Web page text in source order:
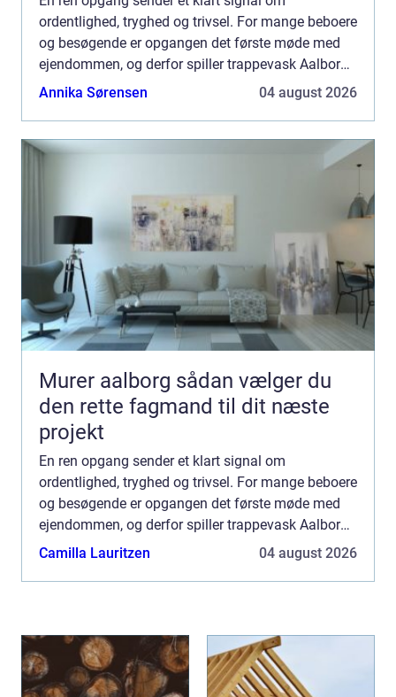
ordentlighed, tryghed og trivsel. For mange beboere
og besøgende er opgangen det første møde med
ejendommen, og derfor spiller trappevask Aalborg
en større rolle, end man måske lige tænker over. I
Annika Sørensen 04 august 2026
Murer aalborg sådan vælger du
den rette fagmand til dit næste
projekt
En ren opgang sender et klart signal om
ordentlighed, tryghed og trivsel. For mange beboere
og besøgende er opgangen det første møde med
ejendommen, og derfor spiller trappevask Aalborg
en større rolle, end man måske lige tænker over. I
Camilla Lauritzen 04 august 2026